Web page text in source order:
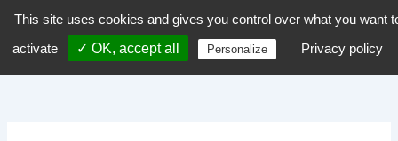
contenu
dZiGue
This site uses cookies and gives you control over what you want
activate
✓ OK, accept all Personalize Privacy policy